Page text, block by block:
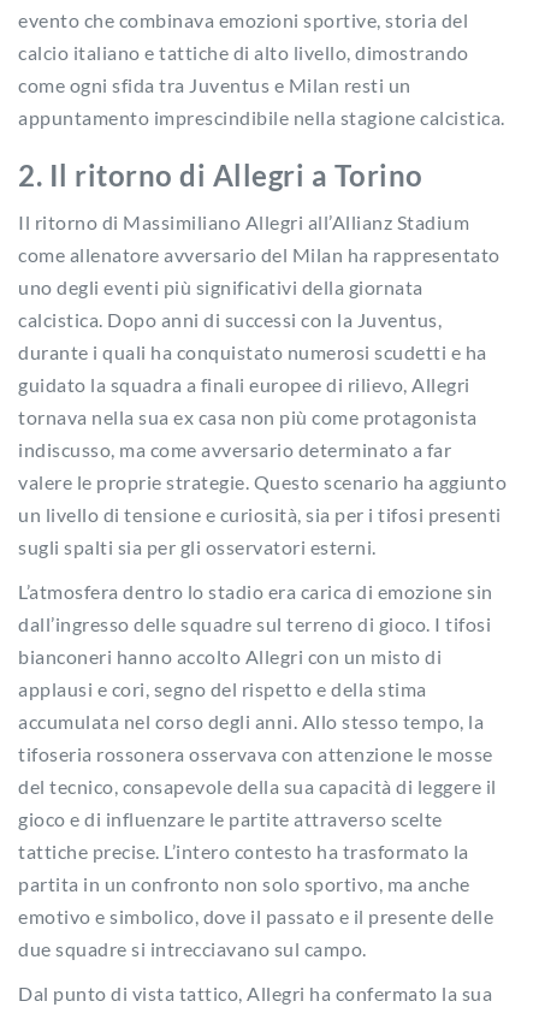
evento che combinava emozioni sportive, storia del
calcio italiano e tattiche di alto livello, dimostrando
come ogni sfida tra Juventus e Milan resti un
appuntamento imprescindibile nella stagione calcistica.
2. Il ritorno di Allegri a Torino
Il ritorno di Massimiliano Allegri all’Allianz Stadium
come allenatore avversario del Milan ha rappresentato
uno degli eventi più significativi della giornata
calcistica. Dopo anni di successi con la Juventus,
durante i quali ha conquistato numerosi scudetti e ha
guidato la squadra a finali europee di rilievo, Allegri
tornava nella sua ex casa non più come protagonista
indiscusso, ma come avversario determinato a far
valere le proprie strategie. Questo scenario ha aggiunto
un livello di tensione e curiosità, sia per i tifosi presenti
sugli spalti sia per gli osservatori esterni.
L’atmosfera dentro lo stadio era carica di emozione sin
dall’ingresso delle squadre sul terreno di gioco. I tifosi
bianconeri hanno accolto Allegri con un misto di
applausi e cori, segno del rispetto e della stima
accumulata nel corso degli anni. Allo stesso tempo, la
tifoseria rossonera osservava con attenzione le mosse
del tecnico, consapevole della sua capacità di leggere il
gioco e di influenzare le partite attraverso scelte
tattiche precise. L’intero contesto ha trasformato la
partita in un confronto non solo sportivo, ma anche
emotivo e simbolico, dove il passato e il presente delle
due squadre si intrecciavano sul campo.
Dal punto di vista tattico, Allegri ha confermato la sua